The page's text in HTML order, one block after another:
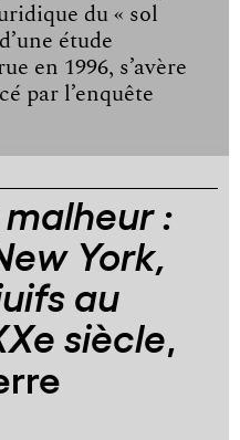
du « sol
étude
en 1996, s’avère
par l’enquête
:
York,
au
siècle,